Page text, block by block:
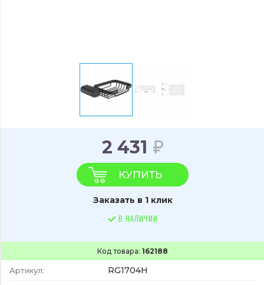
Код товара: 162188
Артикул: RG1704H
2 431
КУПИТЬ
Заказать в 1 клик
В НАЛИЧИИ